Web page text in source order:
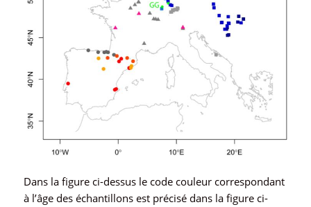
Dans la figure ci-dessus le code couleur correspondant
à l’âge des échantillons est précisé dans la figure ci-